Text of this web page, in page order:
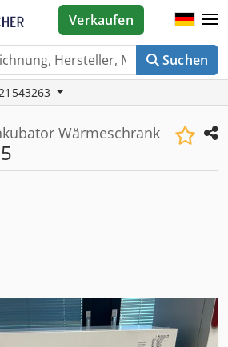
Suchen
Verkaufen
Wärmeschrank